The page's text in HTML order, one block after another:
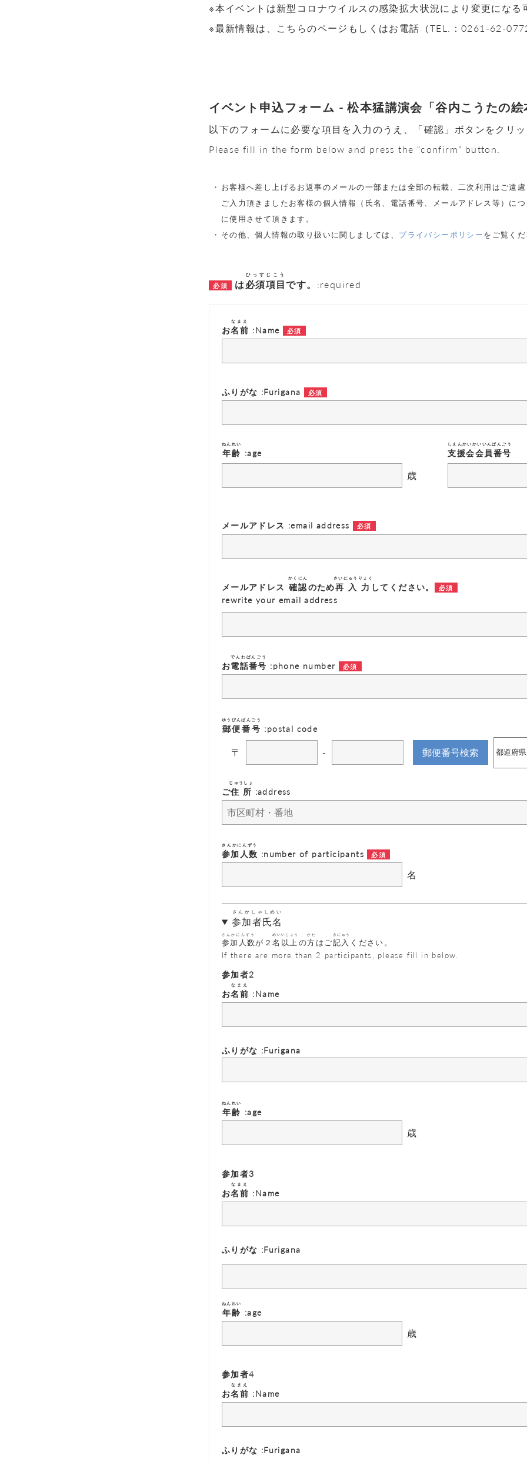
※本イベントは新型コロナウイルスの感染拡大状況により変更になる
※最新情報は、こちらのページもしくはお電話（TEL.：0261-62-
イベント申込フォーム - 松本猛講演会「谷内こうたの絵
以下のフォームに必要な項目を入力のうえ、「確認」ボタンをクリッ
Please fill in the form below and press the “confirm” button.
お客様へ差し上げるお返事のメールの一部または全部の転載、二次利用はご遠
ご入力頂きましたお客様の個人情報（氏名、電話番号、メールアドレス等）に
に使用させて頂きます。
その他、個人情報の取り扱いに関しましては、 プライバシーポリシーをご覧くだ
は必須項目
ひっすじこう
です。 :required
お名前
なまえ
:Name
ふりがな :Furigana
年齢
ねんれい
:age
歳
支援会会員番号
しえんかいかいいんばんごう
メールアドレス :email address
メールアドレス 確認
かくにん
のため再入力
さいにゅうりょく
してください。
rewrite your email address
お電話番号
でんわばんごう
:phone number
郵便番号
ゆうびんばんごう
:postal code
〒 -
ご住所
じゅうしょ
:address
参加人数
さんかにんずう
:number of participants
名
参加者氏名
さんかしゃしめい
参加人数
さんかにんずう
が２名以上
めいいじょう
の方
かた
はご記入
きにゅう
ください。
If there are more than 2 participants, please fill in below.
参加者2
お名前
なまえ
:Name
ふりがな :Furigana
年齢
ねんれい
:age
歳
参加者3
お名前
なまえ
:Name
ふりがな :Furigana
年齢
ねんれい
:age
歳
参加者4
お名前
なまえ
:Name
ふりがな :Furigana